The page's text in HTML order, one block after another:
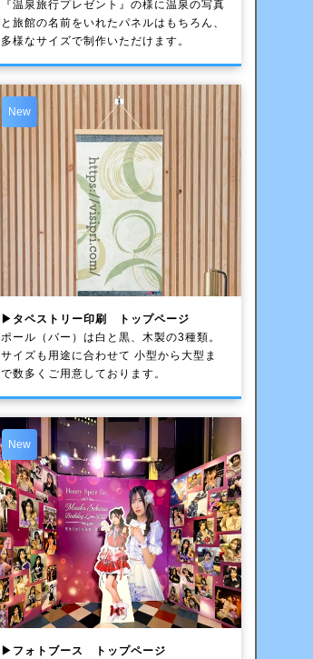
『温泉旅行プレゼント』の様に温泉の写真
と旅館の名前をいれたパネルはもちろん、
多様なサイズで制作いただけます。
New
▶タペストリー印刷 トップページ
ポール（バー）は白と黒、木製の3種類。
サイズも用途に合わせて 小型から大型ま
で数多くご用意しております。
New
▶フォトブース トップページ